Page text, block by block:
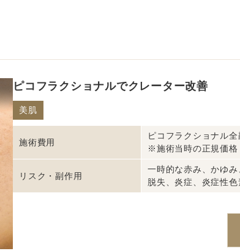
ピコフラクショナルでクレーター改善
美肌
施術費用
ピコフラクショナル
※施術当時の正規価格
リスク・副作用
一時的な赤み、かゆ
脱失、炎症、炎症性色